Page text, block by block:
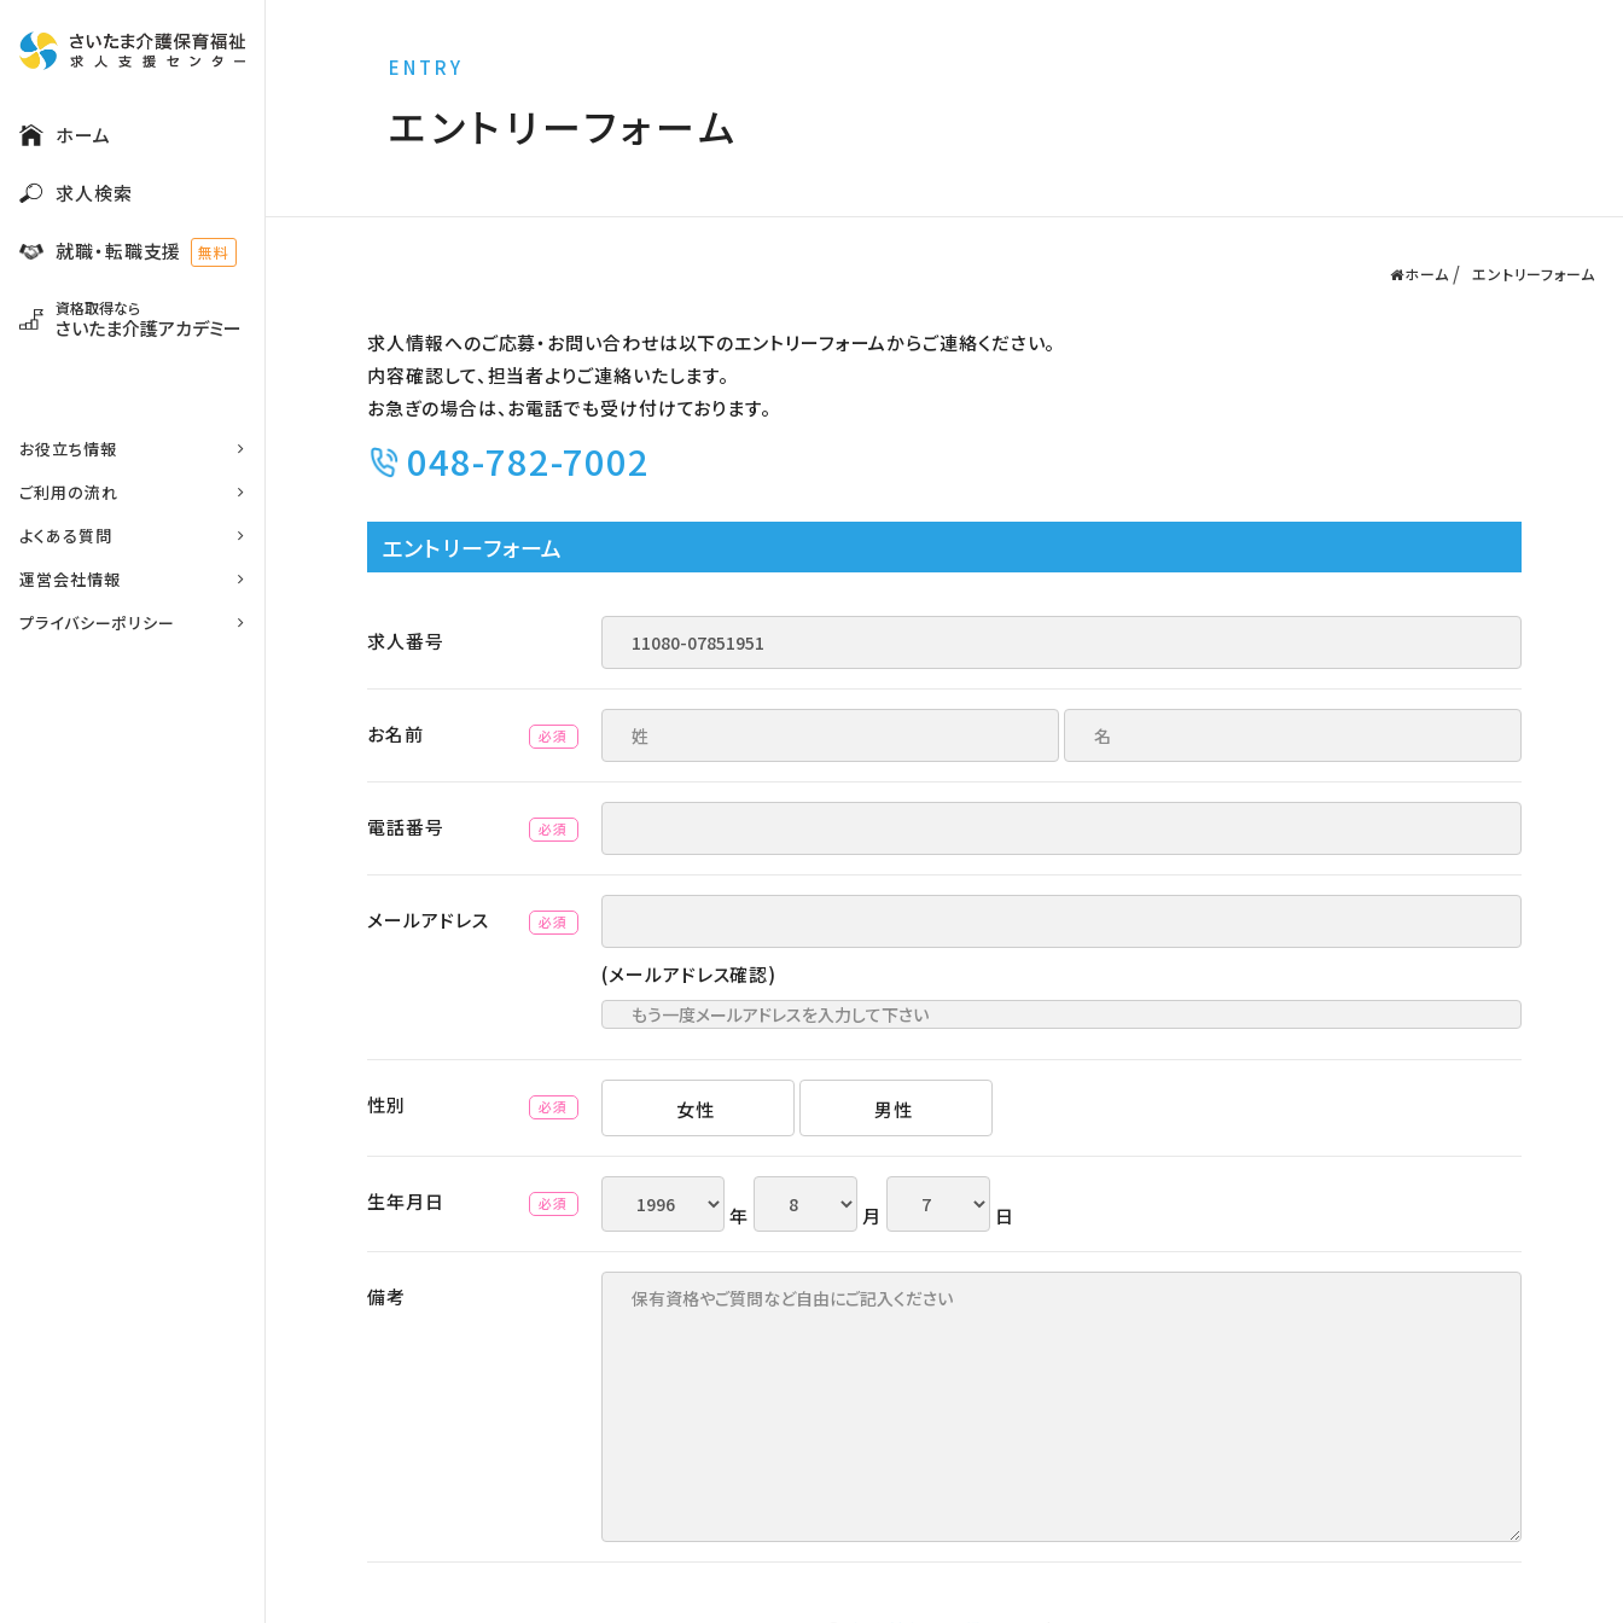
ホーム
求人検索
就職・転職支援 無料
資格取得なら
さいたま介護アカデミー
お役立ち情報
ご利用の流れ
よくある質問
運営会社情報
プライバシーポリシー
ENTRY
エントリーフォーム
ホーム エントリーフォーム
求人情報へのご応募・お問い合わせは以下のエントリーフォームからご連絡ください。
内容確認して、担当者よりご連絡いたします。
お急ぎの場合は、お電話でも受け付けております。
048-782-7002
エントリーフォーム
求人番号
お名前 (必須)
電話番号 (必須)
メールアドレス
(必須)
(メールアドレス確認)
性別 (必須) 女性 男性
生年月日 (必須) 年 月 日
備考